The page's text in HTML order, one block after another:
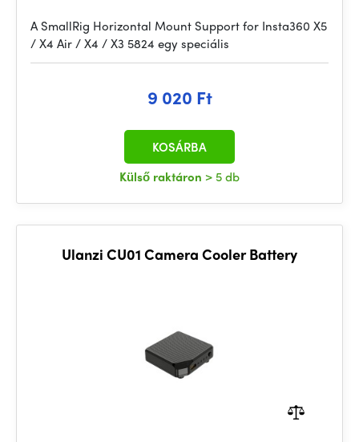
A SmallRig Horizontal Mount Support for Insta360 X5
/ X4 Air / X4 / X3 5824 egy speciális
9 020 Ft
Külső raktáron > 5 db
KOSÁRBA
Ulanzi CU01 Camera Cooler Battery